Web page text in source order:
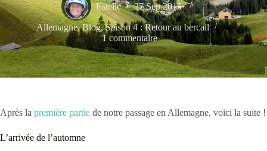
Estelle 27 Sep 2015
Allemagne,Blog,Saison 4 : Retour au bercail
1 commentaire
Après la première partie de notre passage en Allemagne, voici la suite !
L’arrivée de l’automne